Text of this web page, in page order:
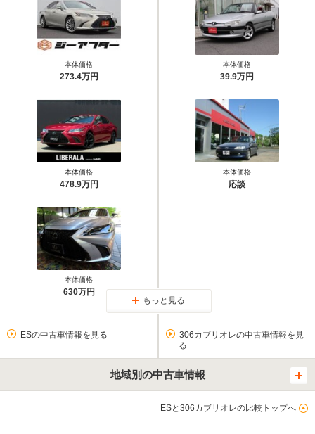
本体価格
273.4万円
本体価格
478.9万円
本体価格
630万円
本体価格
39.9万円
本体価格
応談
もっと見る
ESの中古車情報を見る
306カブリオレの中古車情報を見
る
地域別の中古車情報
ESと306カブリオレの比較トップへ